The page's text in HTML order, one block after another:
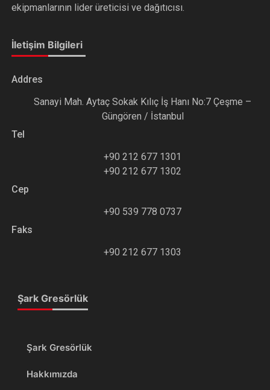
ekipmanlarının lider üreticisi ve dağıtıcısı.
İletişim Bilgileri
Addres
Sanayi Mah. Aytaç Sokak Kılıç İş Hanı No:7 Çeşme –
Güngören / İstanbul
Tel
+90 212 677 1301
+90 212 677 1302
Cep
+90 539 778 0737
Faks
+90 212 677 1303
Şark Gresörlük
Şark Gresörlük
Hakkımızda